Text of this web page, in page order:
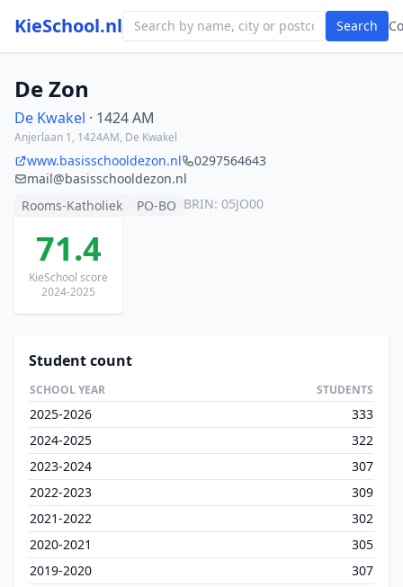
KieSchool.nl Search
De Zon
De Kwakel · 1424 AM
Anjerlaan 1, 1424AM, De Kwakel
www.basisschooldezon.nl
0297564643
mail@basisschooldezon.nl
Rooms-Katholiek
PO-BO BRIN: 05JO00
71.4
KieSchool score
2024-2025
Student count
SCHOOL YEAR STUDENTS
2025-2026
333
2024-2025
322
2023-2024
307
2022-2023
309
2021-2022
302
2020-2021
305
2019-2020
307